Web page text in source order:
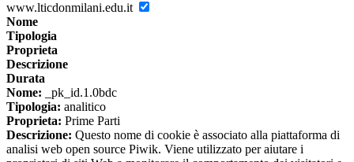
www.lticdonmilani.edu.it
Nome
Tipologia
Proprieta
Descrizione
Durata
Nome: _pk_id.1.0bdc
Tipologia: analitico
Proprieta: Prime Parti
Descrizione: Questo nome di cookie è associato alla piattaforma di
analisi web open source Piwik. Viene utilizzato per aiutare i